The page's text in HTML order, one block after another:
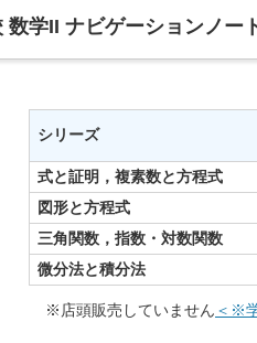
数学II ナビゲーションノ
シリーズ
式と証明，複素数と方程式
図形と方程式
三角関数，指数・対数関数
微分法と積分法
※店頭販売していません ＜※